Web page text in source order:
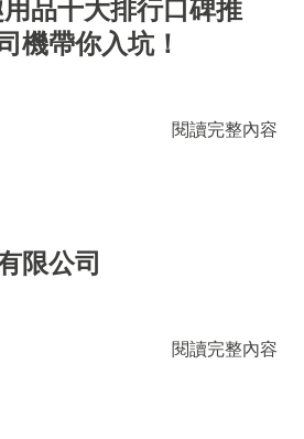
用品十大排行口碑推
機帶你入坑！
閱讀完整內容
限公司
閱讀完整內容